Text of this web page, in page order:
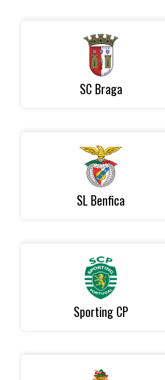
SC Braga
SL Benfica
Sporting CP